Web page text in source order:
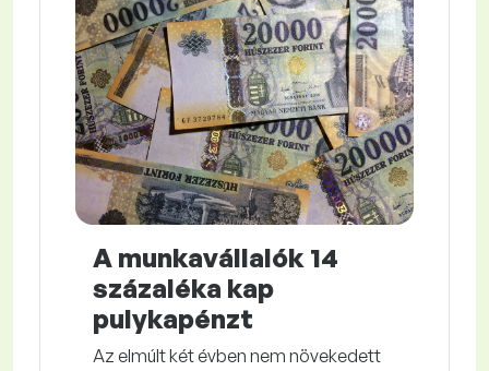
A munkavállalók 14
százaléka kap
pulykapénzt
Az elmúlt két évben nem növekedett